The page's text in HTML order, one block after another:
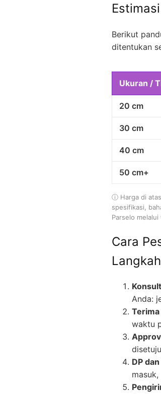
Berikut
ditentukan
Ukuran /
20 cm
30 cm
40 cm
50 cm+
ⓘ Harga di
spesifikasi,
Parselo
Cara
Anda:
waktu
DP